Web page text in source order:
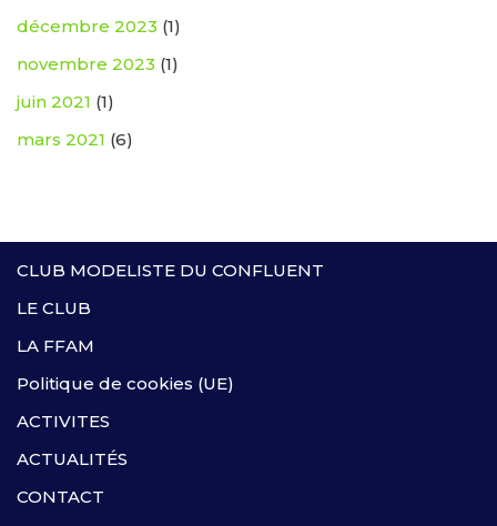
décembre 2023 (1)
novembre 2023 (1)
juin 2021 (1)
mars 2021 (6)
CLUB MODELISTE DU CONFLUENT
LE CLUB
LA FFAM
Politique de cookies (UE)
ACTIVITES
ACTUALITÉS
CONTACT